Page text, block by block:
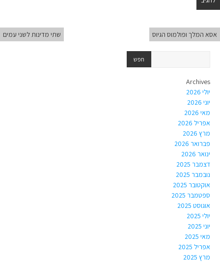
אסא המלך ופולמוס הגיוס שתי מדינות לשני עמים
Archives
יולי 2026
יוני 2026
מאי 2026
אפריל 2026
מרץ 2026
פברואר 2026
ינואר 2026
דצמבר 2025
נובמבר 2025
אוקטובר 2025
ספטמבר 2025
אוגוסט 2025
יולי 2025
יוני 2025
מאי 2025
אפריל 2025
מרץ 2025